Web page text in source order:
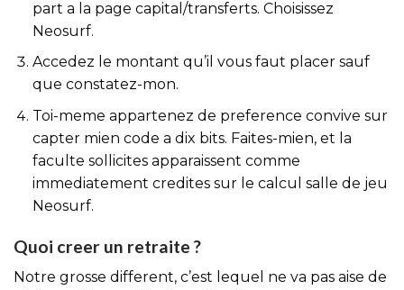
part a la page capital/transferts. Choisissez
Neosurf.
Accedez le montant qu’il vous faut placer sauf
que constatez-mon.
Toi-meme appartenez de preference convive sur
capter mien code a dix bits. Faites-mien, et la
faculte sollicites apparaissent comme
immediatement credites sur le calcul salle de jeu
Neosurf.
Quoi creer un retraite ?
Notre grosse different, c’est lequel ne va pas aise de